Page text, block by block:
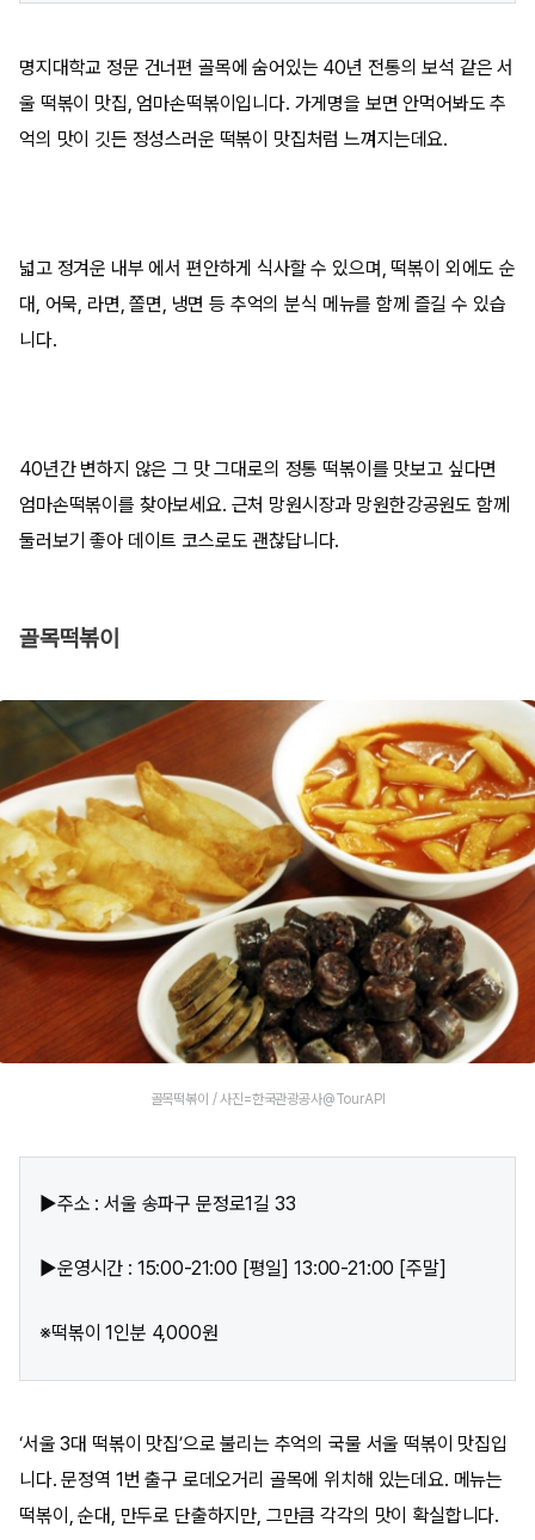
명지대학교 정문 건너편 골목에 숨어있는 40년 전통의 보석 같은 서
울 떡볶이 맛집, 엄마손떡볶이입니다. 가게명을 보면 안먹어봐도 추
억의 맛이 깃든 정성스러운 떡볶이 맛집처럼 느껴지는데요.
넓고 정겨운 내부 에서 편안하게 식사할 수 있으며, 떡볶이 외에도 순
대, 어묵, 라면, 쫄면, 냉면 등 추억의 분식 메뉴를 함께 즐길 수 있습
니다.
40년간 변하지 않은 그 맛 그대로의 정통 떡볶이를 맛보고 싶다면
엄마손떡볶이를 찾아보세요. 근처 망원시장과 망원한강공원도 함께
둘러보기 좋아 데이트 코스로도 괜찮답니다.
골목떡볶이
골목떡볶이 / 사진=한국관광공사@TourAPI
▶주소 : 서울 송파구 문정로1길 33
▶운영시간 : 15:00-21:00 [평일] 13:00-21:00 [주말]
※떡볶이 1인분 4,000원
‘서울 3대 떡볶이 맛집’으로 불리는 추억의 국물 서울 떡볶이 맛집입
니다. 문정역 1번 출구 로데오거리 골목에 위치해 있는데요. 메뉴는
떡볶이, 순대, 만두로 단출하지만, 그만큼 각각의 맛이 확실합니다.